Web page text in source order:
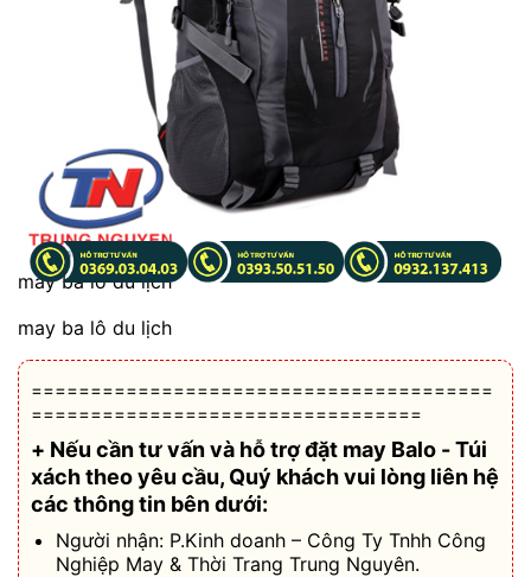
may ba lô du lịch
may ba lô du lịch
=======================================
=================================
+ Nếu cần tư vấn và hỗ trợđặt may Balo - Túi
xách theo yêu cầu, Quý khách vui lòng liên hệ
các thông tin bên dưới:
Người nhận: P.Kinh doanh – Công Ty Tnhh Công
Nghiệp May & Thời Trang Trung Nguyên.